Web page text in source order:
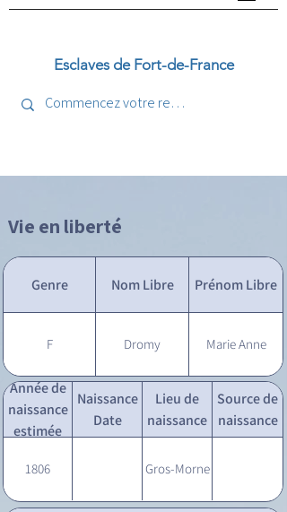
Esclaves de Fort-de-France
Vie en liberté
Genre Nom Libre Prénom Libre
F Dromy Marie Anne
Année de
naissance
estimée
Naissance
Date
Lieu de
naissance
Source de
naissance
1806 Gros-Morne